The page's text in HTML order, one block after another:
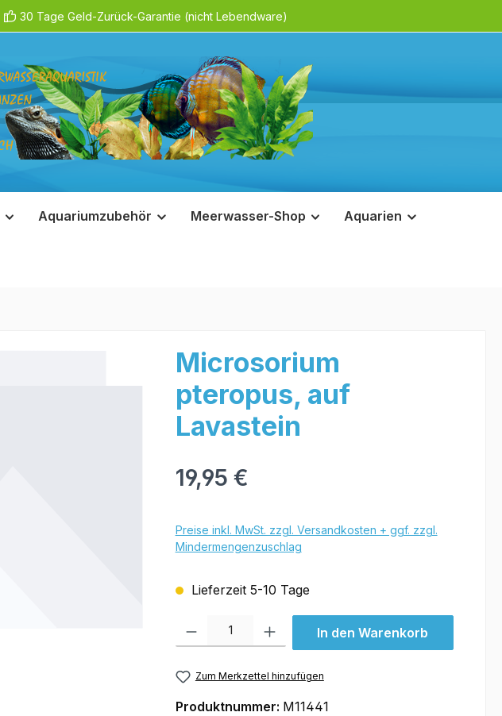
30 Tage Geld-Zurück-Garantie (nicht Lebendware)
Aquariumzubehör Meerwasser-Shop Aquarien
Microsorium
pteropus, auf
Lavastein
19,95 €
Preise inkl. MwSt. zzgl. Versandkosten + ggf. zzgl.
Mindermengenzuschlag
Lieferzeit 5-10 Tage
In den Warenkorb
Zum Merkzettel hinzufügen
Produktnummer: M11441